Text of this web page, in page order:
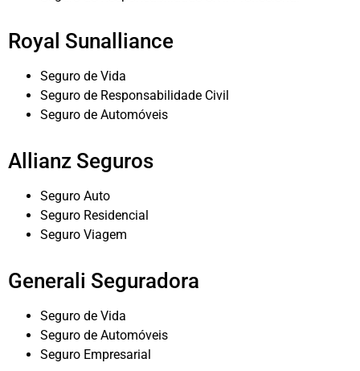
Royal Sunalliance
Seguro de Vida
Seguro de Responsabilidade Civil
Seguro de Automóveis
Allianz Seguros
Seguro Auto
Seguro Residencial
Seguro Viagem
Generali Seguradora
Seguro de Vida
Seguro de Automóveis
Seguro Empresarial